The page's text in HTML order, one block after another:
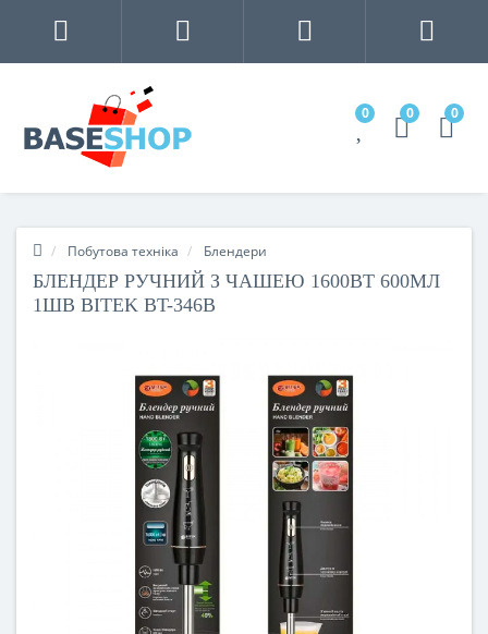
0 0 0
Побутова техніка Блендери
БЛЕНДЕР РУЧНИЙ З ЧАШЕЮ 1600ВТ 600МЛ
1ШВ BITEK BT-346B